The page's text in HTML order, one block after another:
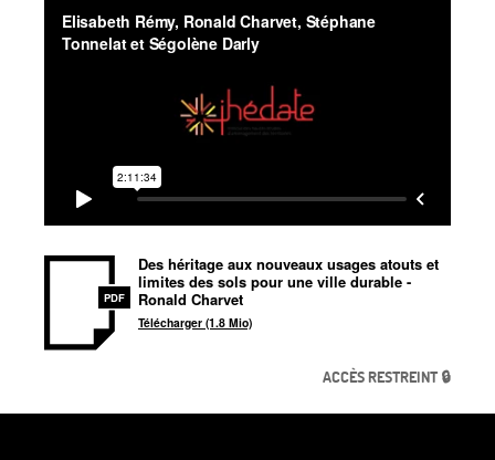
PDF
Des héritage aux nouveaux usages atouts et
limites des sols pour une ville durable -
Ronald Charvet
Télécharger (1.8 Mio)
ACCÈS RESTREINT 🔒